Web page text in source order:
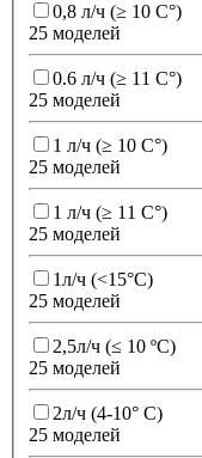
0,8 л/ч (≥ 10 C°)
25 моделей
0.6 л/ч (≥ 11 C°)
25 моделей
1 л/ч (≥ 10 C°)
25 моделей
1 л/ч (≥ 11 C°)
25 моделей
1л/ч (<15°С)
25 моделей
2,5л/ч (≤ 10 ºС)
25 моделей
2л/ч (4-10° С)
25 моделей